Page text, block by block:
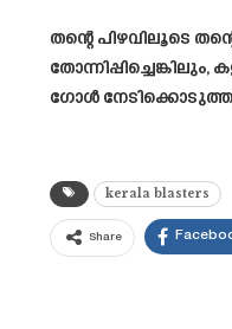
തന്റെ പിഴവിലൂടെ
ഗോൾ
kerala blasters
Share